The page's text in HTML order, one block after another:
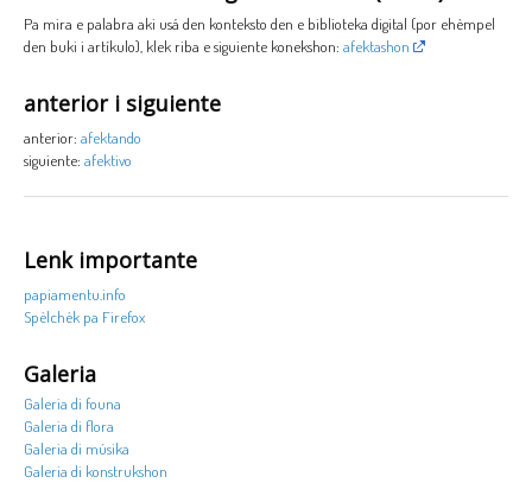
Pa mira e palabra aki usá den konteksto den e biblioteka digital (por ehèmpel
den buki i artíkulo), klek riba e siguiente konekshon: afektashon
anterior i siguiente
anterior: afektando
siguiente: afektivo
Lenk importante
papiamentu.info
Spèlchèk pa Firefox
Galeria
Galeria di founa
Galeria di flora
Galeria di músika
Galeria di konstrukshon